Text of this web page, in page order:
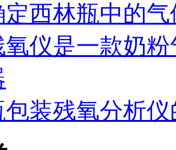
定西林瓶中的
仪是一款奶
包装残氧分析